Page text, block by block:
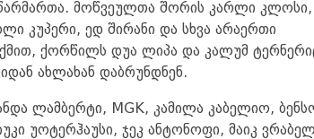
მოწვეულთა შორის კარლი კლოსი,
კუპერი, ედ შირანი და სხვა არაერთი
ქორწილს დუა ლიპა და კალუმ
ახლახან დაბრუნდნენ.
ლამბერტი, MGK, კამილა კაბელიო,
უოტერჰაუსი, ჯეკ ანტონოფი, მაიკ